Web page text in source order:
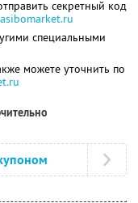
секретный код
специальными
можете уточнить по